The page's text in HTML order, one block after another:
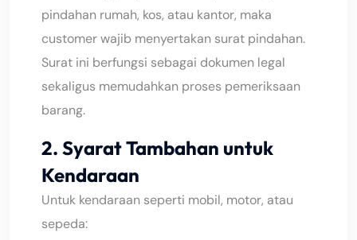
pindahan rumah, kos, atau kantor, maka
customer wajib menyertakan surat pindahan.
Surat ini berfungsi sebagai dokumen legal
sekaligus memudahkan proses pemeriksaan
barang.
2. Syarat Tambahan untuk
Kendaraan
Untuk kendaraan seperti mobil, motor, atau
sepeda: